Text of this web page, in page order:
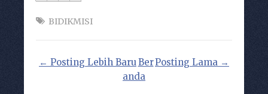
BIDIKMISI
← Posting Lebih Baru Posting Lama →
Ber
anda